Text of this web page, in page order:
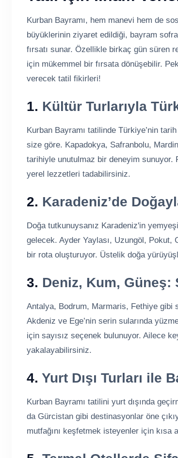
Kurban Bayramı, hem manevi hem de
büyüklerinin ziyaret edildiği, bayram
fırsatı sunar. Özellikle birkaç gün süren
için mükemmel bir fırsata dönüşebilir.
verecek tatil fikirleri!
1. Kültür Turlarıyla
Kurban Bayramı tatilinde Türkiye’nin
size göre. Kapadokya, Safranbolu,
tarihiyle unutulmaz bir deneyim sunuyor.
yerel lezzetleri tadabilirsiniz.
2. Karadeniz’de
Doğa tutkunuysanız Karadeniz'in
gelecek. Ayder Yaylası, Uzungöl, Pokut,
bir rota oluşturuyor. Üstelik doğa
3. Deniz, Kum,
Antalya, Bodrum, Marmaris, Fethiye gibi
Akdeniz ve Ege’nin serin sularında
için sayısız seçenek bulunuyor. Ailece
yakalayabilirsiniz.
4. Yurt Dışı Turları ile
Kurban Bayramı tatilini yurt dışında
da Gürcistan gibi destinasyonlar öne
mutfağını keşfetmek isteyenler için